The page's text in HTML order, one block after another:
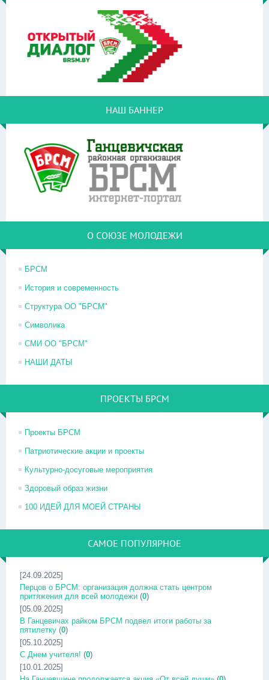
НАШ БАННЕР
О СОЮЗЕ МОЛОДЕЖИ
БРСМ
История и современность
Структура ОО "БРСМ"
Символика
СМИ ОО "БРСМ"
НАШИ ДАТЫ
ПРОЕКТЫ БРСМ
Проекты БРСМ
Патриотические акции и проекты
Культурно-досуговые мероприятия
Здоровый образ жизни
100 ИДЕЙ ДЛЯ МОЕЙ СТРАНЫ
САМОЕ ПОПУЛЯРНОЕ
[24.09.2025]
Перцов о БРСМ: организация должна стать центром
притяжения для всей молодежи (0)
[05.09.2025]
В Ганцевичах райком БРСМ подвел итоги работы за
пятилетку (0)
[05.10.2025]
С Днем учителя! (0)
[10.01.2025]